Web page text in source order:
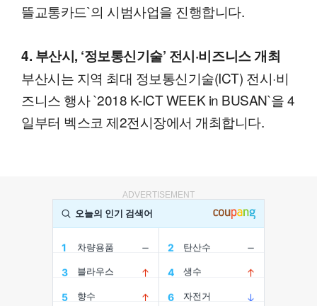
뜰교통카드`의 시범사업을 진행합니다.
4. 부산시, ‘정보통신기술’ 전시·비즈니스 개최
부산시는 지역 최대 정보통신기술(ICT) 전시·비
즈니스 행사 `2018 K-ICT WEEK in BUSAN`을 4
일부터 벡스코 제2전시장에서 개최합니다.
ADVERTISEMENT